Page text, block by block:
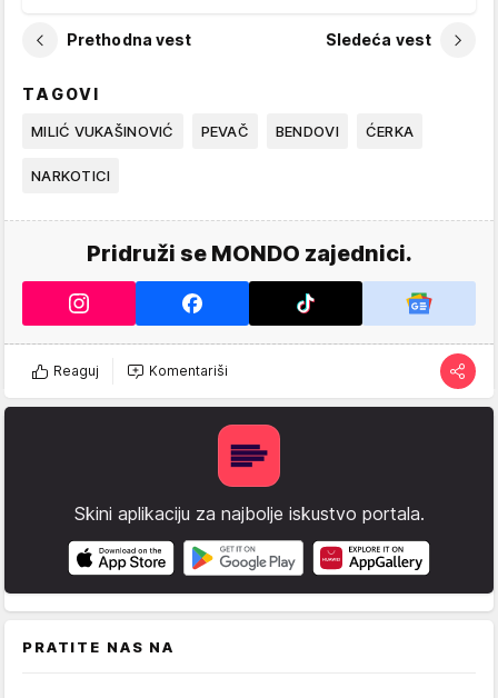
Prethodna vest Sledeća vest
TAGOVI
MILIĆ VUKAŠINOVIĆ PEVAČ BENDOVI ĆERKA
NARKOTICI
Pridruži se MONDO zajednici.
Reaguj Komentariši
Skini aplikaciju za najbolje iskustvo portala.
PRATITE NAS NA